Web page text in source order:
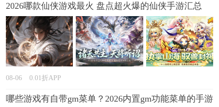
2026哪款仙侠游戏最火 盘点超火爆的仙侠手游汇总
08-06 0.01折APP
哪些游戏有自带gm菜单？2026内置gm功能菜单的手游